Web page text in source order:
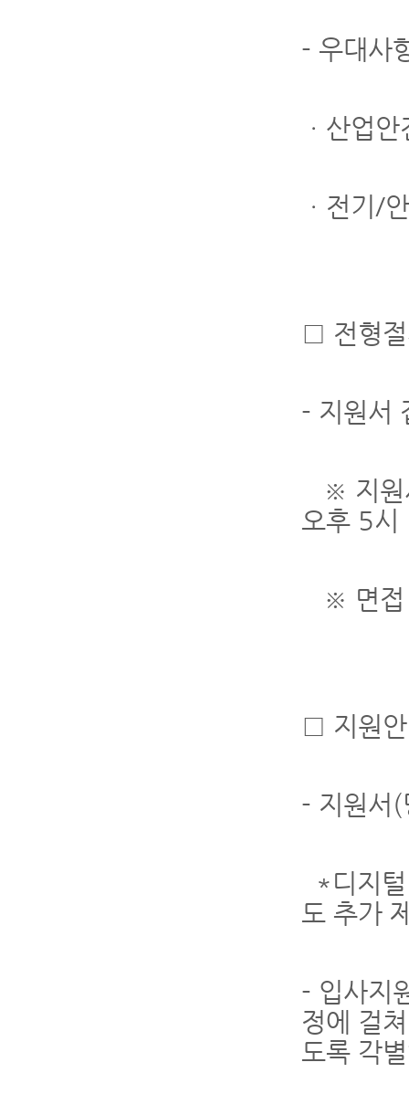
- 우대사
ㆍ산업
ㆍ전기/
□ 전형
- 지원서
※ 지원
오후 5시
※ 면접
□ 지원
- 지원서(
*디지
도 추가
- 입사지
정에 걸
도록 각